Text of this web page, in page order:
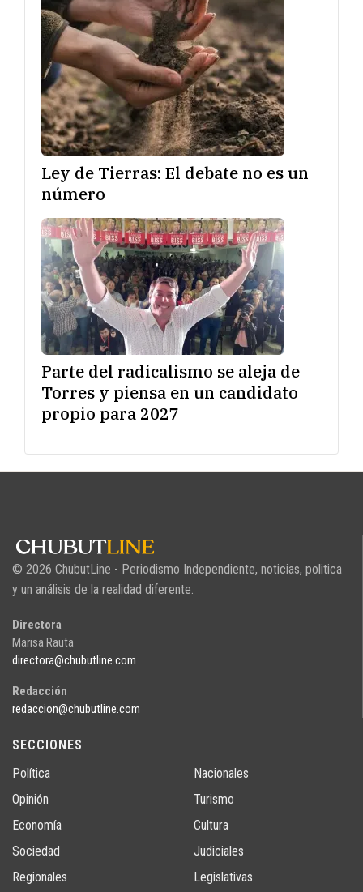
Ley de Tierras: El debate no es un
número
Parte del radicalismo se aleja de
Torres y piensa en un candidato
propio para 2027
© 2026 ChubutLine - Periodismo Independiente, noticias, politica
y un análisis de la realidad diferente.
Directora
Marisa Rauta
directora@chubutline.com
Redacción
redaccion@chubutline.com
SECCIONES
Política
Opinión
Economía
Sociedad
Regionales
Nacionales
Turismo
Cultura
Judiciales
Legislativas